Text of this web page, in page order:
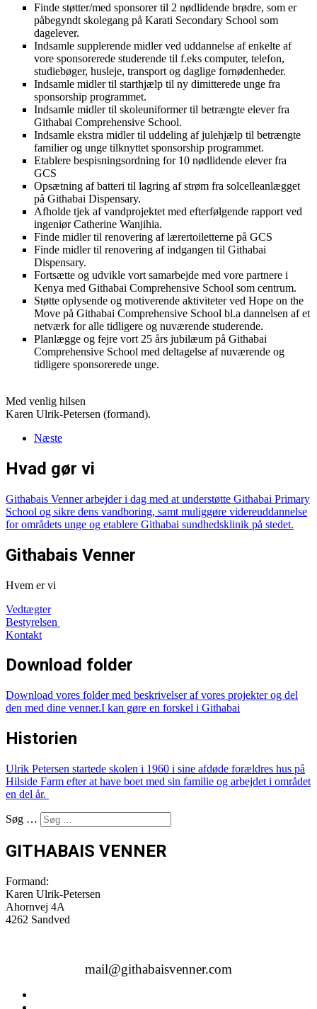
Finde støtter/med sponsorer til 2 nødlidende brødre, som er
påbegyndt skolegang på Karati Secondary School som
dagelever.
Indsamle supplerende midler ved uddannelse af enkelte af
vore sponsorerede studerende til f.eks computer, telefon,
studiebøger, husleje, transport og daglige fornødenheder.
Indsamle midler til starthjælp til ny dimitterede unge fra
sponsorship programmet.
Indsamle midler til skoleuniformer til betrængte elever fra
Githabai Comprehensive School.
Indsamle ekstra midler til uddeling af julehjælp til betrængte
familier og unge tilknyttet sponsorship programmet.
Etablere bespisningsordning for 10 nødlidende elever fra
GCS
Opsætning af batteri til lagring af strøm fra solcelleanlægget
på Githabai Dispensary.
Afholde tjek af vandprojektet med efterfølgende rapport ved
ingeniør Catherine Wanjihia.
Finde midler til renovering af lærertoiletterne på GCS
Finde midler til renovering af indgangen til Githabai
Dispensary.
Fortsætte og udvikle vort samarbejde med vore partnere i
Kenya med Githabai Comprehensive School som centrum.
Støtte oplysende og motiverende aktiviteter ved Hope on the
Move på Githabai Comprehensive School bl.a dannelsen af et
netværk for alle tidligere og nuværende studerende.
Planlægge og fejre vort 25 års jubilæum på Githabai
Comprehensive School med deltagelse af nuværende og
tidligere sponsorerede unge.
Med venlig hilsen
Karen Ulrik-Petersen (formand).
Næste
Hvad gør vi
Githabais Venner arbejder i dag med at understøtte Githabai Primary
School og sikre dens vandboring, samt muliggøre videreuddannelse
for områdets unge og etablere Githabai sundhedsklinik på stedet.
Githabais Venner
Hvem er vi
Vedtægter
Bestyrelsen
Kontakt
Download folder
Download vores folder med beskrivelser af vores projekterog del
den med dine venner.I kan gøre en forskel i Githabai
Historien
Ulrik Petersen startede skolen i 1960 i sine afdøde forældres hus på
Hilside Farm efter at have boet med sin familie og arbejdet i området
en del år.
Søg …
GITHABAIS VENNER
Formand:
Karen Ulrik-Petersen
Ahornvej 4A
4262 Sandved
mail@githabaisvenner.com